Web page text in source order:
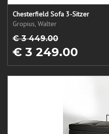
Chesterfield Sofa 3-Sitzer
Gropius, Walter
€ 3 449.00
€ 3 249.00